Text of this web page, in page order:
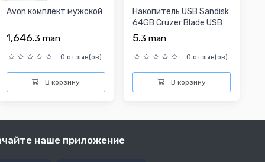
Avon комплект мужской
1,646.3 man
0 отзыв(ов)
В корзину
Накопитель USB Sandisk
64GB Cruzer Blade USB
2.0
5.3 man
0 отзыв(ов)
В корзину
наше приложение